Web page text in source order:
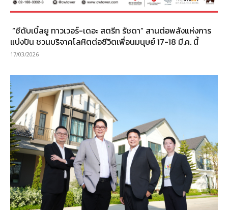
“ซีดับเบิ้ลยู ทาวเวอร์-เดอะ สตรีท รัชดา” สานต่อพลังแห่งการ
แบ่งปัน ชวนบริจาคโลหิตต่อชีวิตเพื่อนมนุษย์ 17-18 มี.ค. นี้
17/03/2026